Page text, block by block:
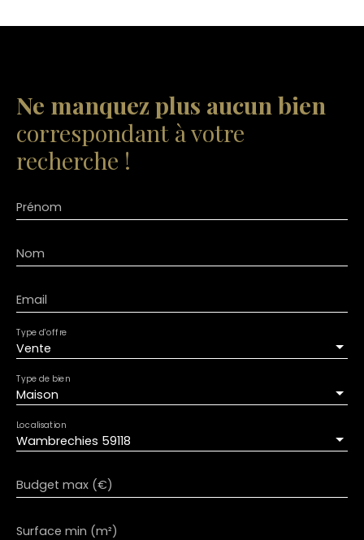
Ne manquez plus aucun bien
correspondant à votre
recherche !
Prénom
Nom
Email
Vente
Type d'offre
Maison
Type de bien
Wambrechies 59118
Localisation
Budget max (€)
Surface min (m²)